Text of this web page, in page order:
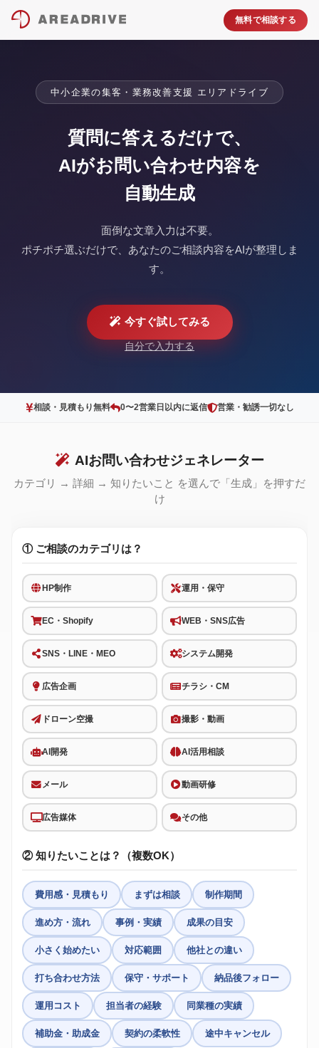
無料で相談する
中小企業の集客・業務改善支援 エリアドライブ
質問に答えるだけで、
AIがお問い合わせ内容を
自動生成
面倒な文章入力は不要。
ポチポチ選ぶだけで、あなたのご相談内容をAIが整理しま
す。
今すぐ試してみる
自分で入力する
相談・見積もり無料 0〜2営業日以内に返信 営業・勧誘一切なし
AIお問い合わせジェネレーター
カテゴリ → 詳細 → 知りたいこと を選んで「生成」を押すだ
け
① ご相談のカテゴリは？
HP制作 運用・保守
EC・Shopify WEB・SNS広告
SNS・LINE・MEO システム開発
広告企画 チラシ・CM
ドローン空撮 撮影・動画
AI開発 AI活用相談
メール 動画研修
広告媒体 その他
② 知りたいことは？（複数OK）
費用感・見積もり まずは相談 制作期間
進め方・流れ 事例・実績 成果の目安
小さく始めたい 対応範囲 他社との違い
打ち合わせ方法 保守・サポート 納品後フォロー
運用コスト 担当者の経験 同業種の実績
補助金・助成金 契約の柔軟性 途中キャンセル